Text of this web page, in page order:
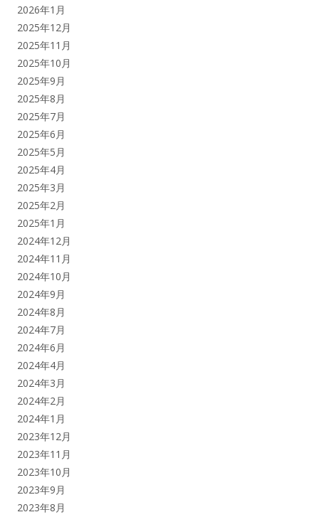
2026年1月
2025年12月
2025年11月
2025年10月
2025年9月
2025年8月
2025年7月
2025年6月
2025年5月
2025年4月
2025年3月
2025年2月
2025年1月
2024年12月
2024年11月
2024年10月
2024年9月
2024年8月
2024年7月
2024年6月
2024年4月
2024年3月
2024年2月
2024年1月
2023年12月
2023年11月
2023年10月
2023年9月
2023年8月